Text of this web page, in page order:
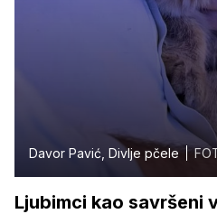
Davor Pavić, Divlje pčele
Ljubimci kao savršeni